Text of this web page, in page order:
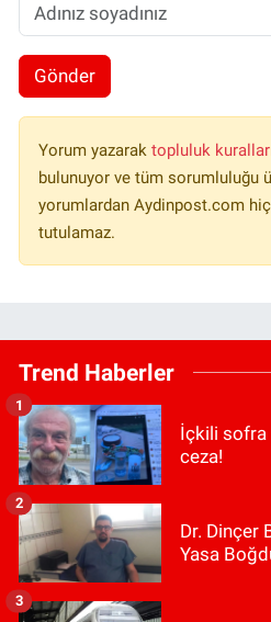
Gönder
Yorum yazarak topluluk
bulunuyor ve tüm sorumluluğu
yorumlardan Aydinpost.com
tutulamaz.
Trend Haberler
İçkili sofra
ceza!
1
Dr. Dinçer
Yasa
2
3